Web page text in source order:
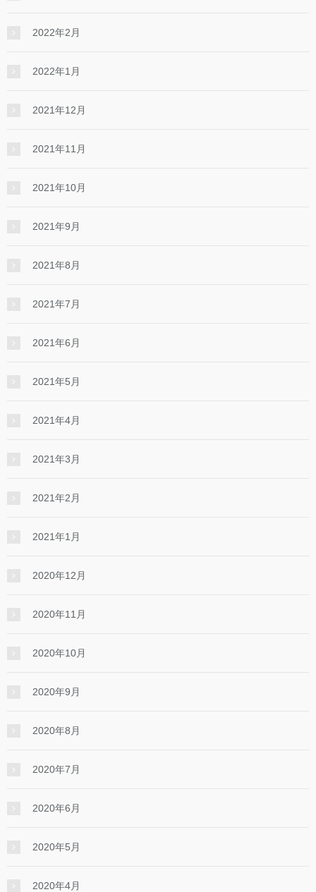
2022年2月
2022年1月
2021年12月
2021年11月
2021年10月
2021年9月
2021年8月
2021年7月
2021年6月
2021年5月
2021年4月
2021年3月
2021年2月
2021年1月
2020年12月
2020年11月
2020年10月
2020年9月
2020年8月
2020年7月
2020年6月
2020年5月
2020年4月